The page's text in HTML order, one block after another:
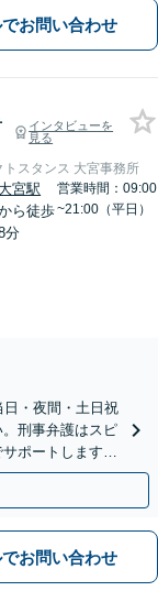
でお問い合わせ
インタビューを
見る
スタンス 大宮事務所
大宮駅
ら徒歩
分
営業時間：09:00
~21:00（平日）
日・夜間・土日祝
刑事弁護はスピ
ポートします。
でお問い合わせ